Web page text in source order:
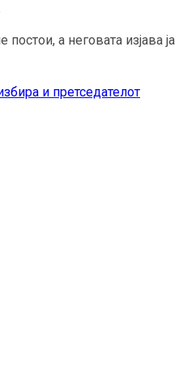
а неговата изјава ја
и претседателот